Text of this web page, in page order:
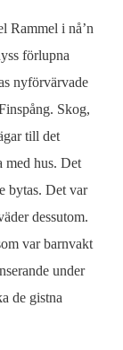
Rammel i nå’n
förlupna
nyförvärvade
Skog,
till det
med hus. Det
bytas. Det var
dessutom.
var barnvakt
under
de gistna